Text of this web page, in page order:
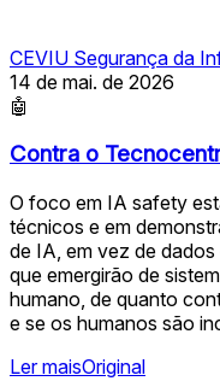
CEVIU Segurança da
14 de mai. de 2026
🤖
Contra o
O foco em IA safety
técnicos e em
de IA, em vez de
que emergirão de
humano, de quanto
e se os humanos são
Ler maisOriginal